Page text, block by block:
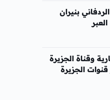
بنيران
وقناة الجزيرة
قنوات الجزيرة